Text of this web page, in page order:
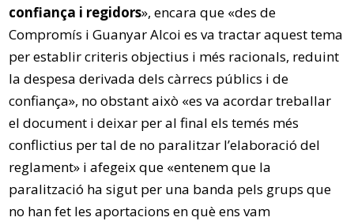
confiança i regidors», encara que «des de
Compromís i Guanyar Alcoi es va tractar aquest tema
per establir criteris objectius i més racionals, reduint
la despesa derivada dels càrrecs públics i de
confiança», no obstant això «es va acordar treballar
el document i deixar per al final els temés més
conflictius per tal de no paralitzar l’elaboració del
reglament» i afegeix que «entenem que la
paralització ha sigut per una banda pels grups que
no han fet les aportacions en què ens vam